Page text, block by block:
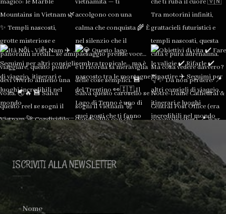
ISCRIVITI ALLA NEWSLETTER
Nome